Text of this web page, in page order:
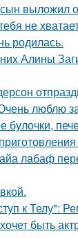
выложил
не
родилась.
Алины
люблю
булочки,
лабаф
к Телу":
быть